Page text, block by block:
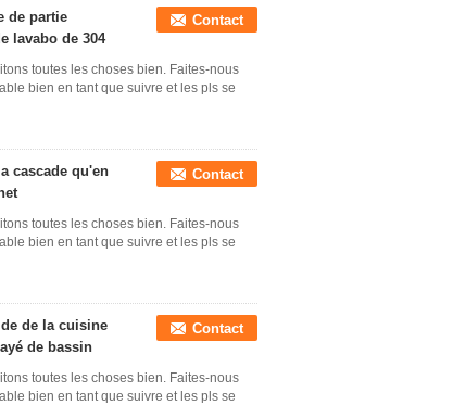
de partie
lavabo de 304
Contact
toutes les choses bien. Faites-nous
bien en tant que suivre et les pls se
cascade qu'en
Contact
toutes les choses bien. Faites-nous
bien en tant que suivre et les pls se
de la cuisine
de bassin
Contact
toutes les choses bien. Faites-nous
bien en tant que suivre et les pls se